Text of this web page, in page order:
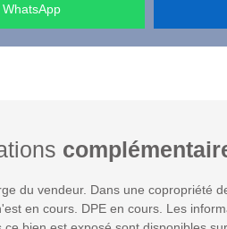
WhatsApp
du vendeur. Dans une copropriété
en cours. DPE en cours. Les